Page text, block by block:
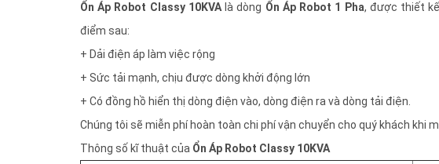
Ổn Áp Robot Classy 10KVA là dòng Ổn Áp Robot 1 Pha, được thiết kế
điểm sau:
+ Dải điện áp làm việc rộng
+ Sức tải mạnh, chịu được dòng khởi động lớn
+ Có đồng hồ hiển thị dòng điện vào, dòng điện ra và dòng tải điện.
Chúng tôi sẽ miễn phí hoàn toàn chi phí vận chuyển cho quý khách khi
Thông số kĩ thuật của Ổn Áp Robot Classy 10KVA